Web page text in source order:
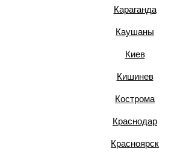
Караганда
Каушаны
Киев
Кишинев
Кострома
Краснодар
Красноярск